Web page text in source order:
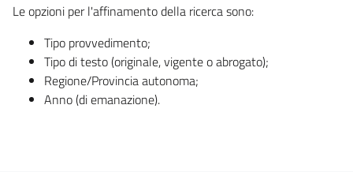
Le opzioni per l'affinamento della ricerca sono:
Tipo provvedimento;
Tipo di testo (originale, vigente o abrogato);
Regione/Provincia autonoma;
Anno (di emanazione).